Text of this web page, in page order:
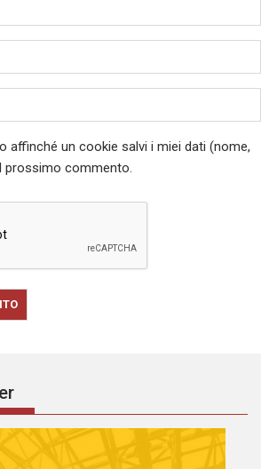
affinché un cookie salvi i miei dati (nome,
prossimo commento.